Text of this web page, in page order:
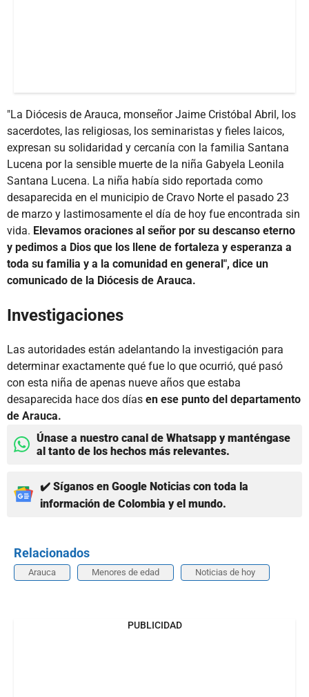
"La Diócesis de Arauca, monseñor Jaime Cristóbal Abril, los
sacerdotes, las religiosas, los seminaristas y fieles laicos,
expresan su solidaridad y cercanía con la familia Santana
Lucena por la sensible muerte de la niña Gabyela Leonila
Santana Lucena. La niña había sido reportada como
desaparecida en el municipio de Cravo Norte el pasado 23
de marzo y lastimosamente el día de hoy fue encontrada sin
vida. Elevamos oraciones al señor por su descanso eterno
y pedimos a Dios que los llene de fortaleza y esperanza a
toda su familia y a la comunidad en general", dice un
comunicado de la Diócesis de Arauca.
Investigaciones
Las autoridades están adelantando la investigación para
determinar exactamente qué fue lo que ocurrió, qué pasó
con esta niña de apenas nueve años que estaba
desaparecida hace dos días en ese punto del departamento
de Arauca.
Únase a nuestro canal de Whatsapp y manténgase
al tanto de los hechos más relevantes.
✔️ Síganos en Google Noticias con toda la
información de Colombia y el mundo.
Relacionados
Arauca Menores de edad Noticias de hoy
PUBLICIDAD